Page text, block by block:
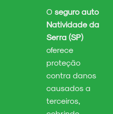
O seguro auto
Natividade da
Serra (SP)
oferece
proteção
contra danos
causados a
terceiros,